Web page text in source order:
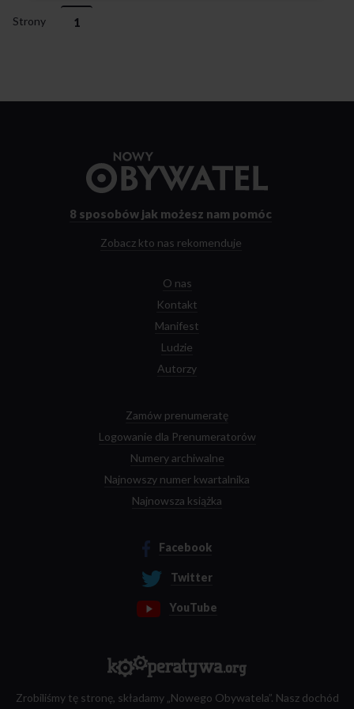
Strony 1
strony
8 sposobów jak możesz nam pomóc
Zobacz kto nas rekomenduje
O nas
Kontakt
Manifest
Ludzie
Autorzy
Zamów prenumeratę
Logowanie dla Prenumeratorów
Numery archiwalne
Najnowszy numer kwartalnika
Najnowsza książka
Facebook
Twitter
YouTube
Zrobiliśmy tę stronę, składamy „Nowego Obywatela”. Nasz dochód